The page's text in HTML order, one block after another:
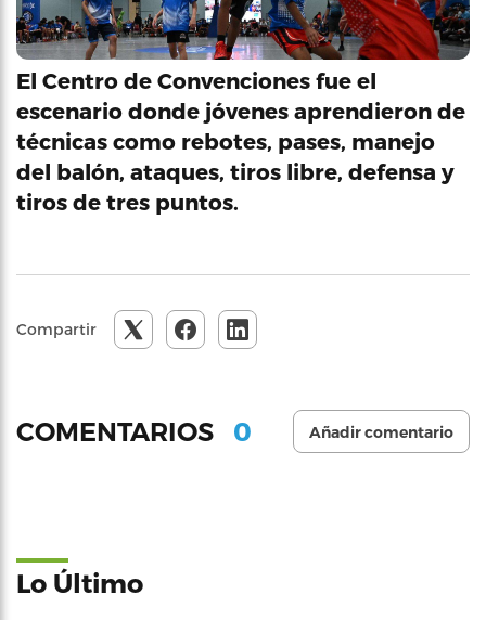
El Centro de Convenciones fue el
escenario donde jóvenes aprendieron de
técnicas como rebotes, pases, manejo
del balón, ataques, tiros libre, defensa y
tiros de tres puntos.
Compartir
COMENTARIOS 0 Añadir comentario
Lo Último